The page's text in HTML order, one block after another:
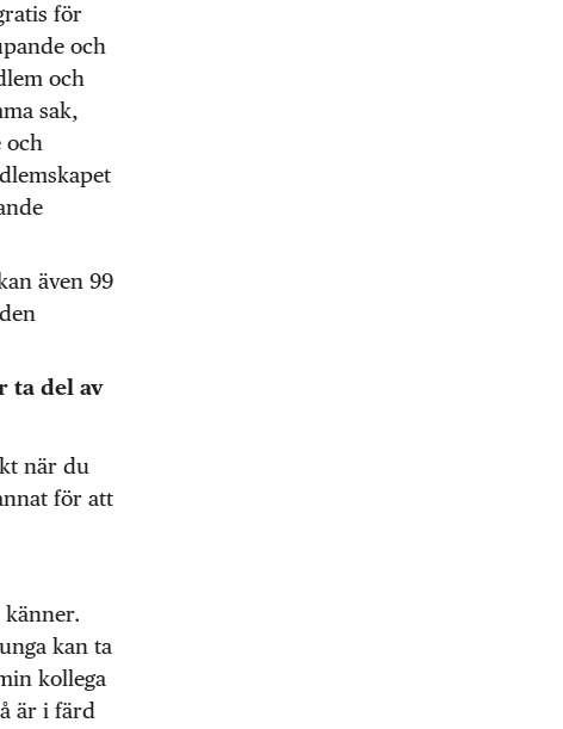
för
och
och
sak,
och
även 99
ta del av
när du
för att
kan ta
kollega
är i färd